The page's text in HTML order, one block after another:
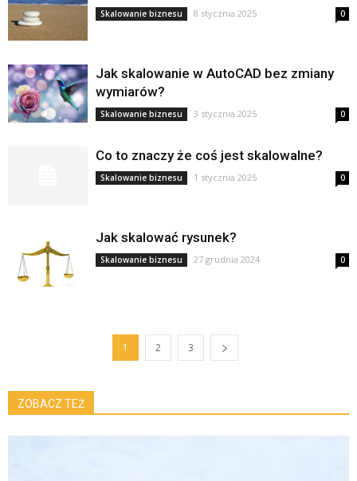
Skalowanie biznesu 8 stycznia 2025 0
Jak skalowanie w AutoCAD bez zmiany
wymiarów?
Skalowanie biznesu 3 stycznia 2025 0
Co to znaczy że coś jest skalowalne?
Skalowanie biznesu 1 stycznia 2025 0
Jak skalować rysunek?
Skalowanie biznesu 27 grudnia 2024 0
1 2 3
ZOBACZ TEŻ